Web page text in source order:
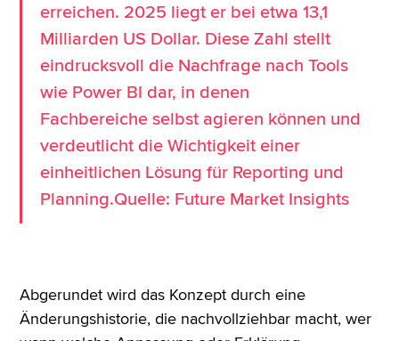
erreichen. 2025 liegt er bei etwa 13,1
Milliarden US Dollar. Diese Zahl stellt
eindrucksvoll die Nachfrage nach Tools
wie Power BI dar, in denen
Fachbereiche selbst agieren können und
verdeutlicht die Wichtigkeit einer
einheitlichen Lösung für Reporting und
Planning.Quelle: Future Market Insights
Abgerundet wird das Konzept durch eine
Änderungshistorie, die nachvollziehbar macht, wer